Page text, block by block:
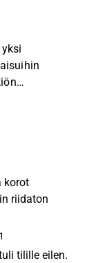
korot
riidaton
1
tilille eilen.